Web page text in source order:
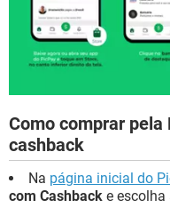
Como comprar
cashback
Na página inicial do
com Cashback e escolha